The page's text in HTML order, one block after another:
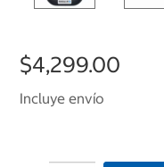
$4,299.00
Incluye envío